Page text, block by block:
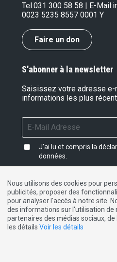
Tel.031 300 58 58 | E-Mail:
0023 5235 8557 0001 Y
Faire un don
S'abonner à la newsletter
Saisissez votre adresse
informations les plus
J'ai lu et compris la
données
Impressum| Protection
DE FR IT
Nous utilisons des cookies pour
publicités, proposer des
pour analyser l'accès à notre site.
des informations sur l'utilisation de
partenaires des médias sociaux, de
les détails Voir les détails